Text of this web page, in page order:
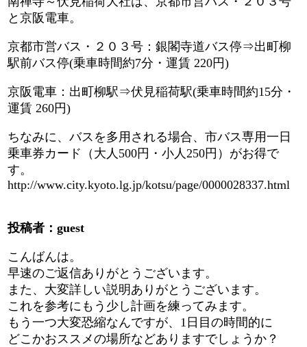
と京阪電車。
京都市営バス・２０３号：銀閣寺道バス停⇒出町柳
駅前バス停(乗車時間約7分・運賃 220円)
京阪電車：出町柳駅⇒伏見稲荷駅(乗車時間約15分・
運賃 260円)
ちなみに、バスを多用される場合、市バス専用一日
乗車券カード（大人500円・小人250円）がお得で
す。
http://www.city.kyoto.lg.jp/kotsu/page/0000028337.html
投稿者：guest
こんばんは。
早速のご返信ありがとうございます。
また、大変詳しい説明ありがとうございます。
これを参考にもう少し計画を練ってみます。
もう一つ大変恐縮なんですが、1日目の時間的に
どこかおススメの場所などありますでしょうか？